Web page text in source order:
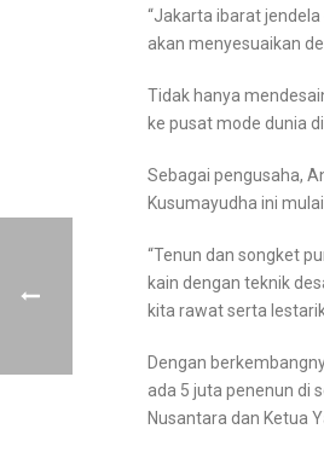
“Jakarta ibarat jendela
akan menyesuaikan
Tidak hanya
ke pusat mode dunia
Sebagai pengusaha,
Kusumayudha ini
“Tenun dan songket
kain dengan teknik
kita rawat serta
Dengan
ada 5 juta penenun di
Nusantara dan Ketua